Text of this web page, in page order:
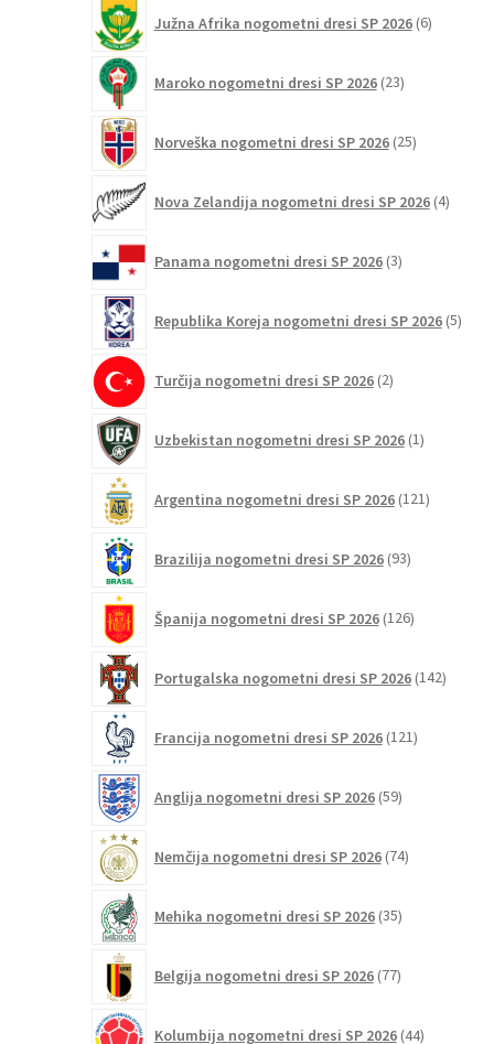
Južna Afrika nogometni dresi SP 2026 6izdelkov
Maroko nogometni dresi SP 2026 23izdelkov
Norveška nogometni dresi SP 2026 25izdelkov
Nova Zelandija nogometni dresi SP 2026 4izdelki
Panama nogometni dresi SP 2026 3izdelki
Republika Koreja nogometni dresi SP 2026 5
Turčija nogometni dresi SP 2026 2izdelka
Uzbekistan nogometni dresi SP 2026 1izdelek
Argentina nogometni dresi SP 2026 121izdelkov
Brazilija nogometni dresi SP 2026 93izdelkov
Španija nogometni dresi SP 2026 126izdelkov
Portugalska nogometni dresi SP 2026 142
Francija nogometni dresi SP 2026 121izdelkov
Anglija nogometni dresi SP 2026 59izdelkov
Nemčija nogometni dresi SP 2026 74izdelkov
Mehika nogometni dresi SP 2026 35izdelkov
Belgija nogometni dresi SP 2026 77izdelkov
Kolumbija nogometni dresi SP 2026 44